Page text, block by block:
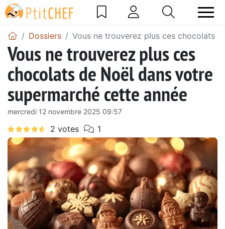
Dossiers Vous ne trouverez plus ces chocolats
Vous ne trouverez plus ces
chocolats de Noël dans votre
supermarché cette année
mercredi 12 novembre 2025 09:57